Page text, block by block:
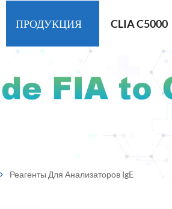
ПРОДУКЦИЯ CLIA C5000
Реагенты Для Анализаторов IgE